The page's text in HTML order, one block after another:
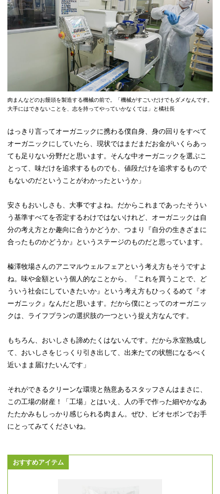
肉まんなどのお饅頭を製造する機械の前で。「機械がすごいだけでもダメなんです。
大手にはできないことを、志を持ってやっていかなくては」と橘社長
はっきり言ってオーガニックに携わる僕自身、身の回りをすべて
オーガニックにしていたら、現状ではまだまだお金がいくらあっ
ても足りない分野だと思います。そんな中オーガニックを選ぶこ
とって、味だけを追求するものでも、値段だけを追求するもので
もないのだということがわかったというか」
安さもおいしさも、大事ですよね。だからこれまであったそうい
う基準すべてを否定するわけではないけれど、オーガニックは自
分の考え方とか趣向に合うかどうか、つまり『自分の生きざまに
合ったものかどうか』というステージのものだと思っています。
榛澤牧場さんのアニマルウェルフェアという考え方もそうですよ
ね。味や金額という個人的なことから、『これを買うことで、ど
ういう社会にしていきたいか』という考え方もひっくるめて『オ
ーガニック』なんだと思います。だから僕にとってのオーガニッ
クは、ライフプランの選択肢の一つという捉え方なんです。
もちろん、おいしさも諦めたくはないんです。だから氷室熟成し
て、おいしさをじっくり引き出して、出来たての状態になるべく
近いまま届けたいんです」
それができるクリーンな環境と熱意あるスタッフさんはまさに、
この工場の財産！「工場」とはいえ、人の手で作った細やかなあ
たたかみもしっかり感じられる肉まん。ぜひ、ビオセボンでお手
にとってみてくださいね。
おすすめアイテム